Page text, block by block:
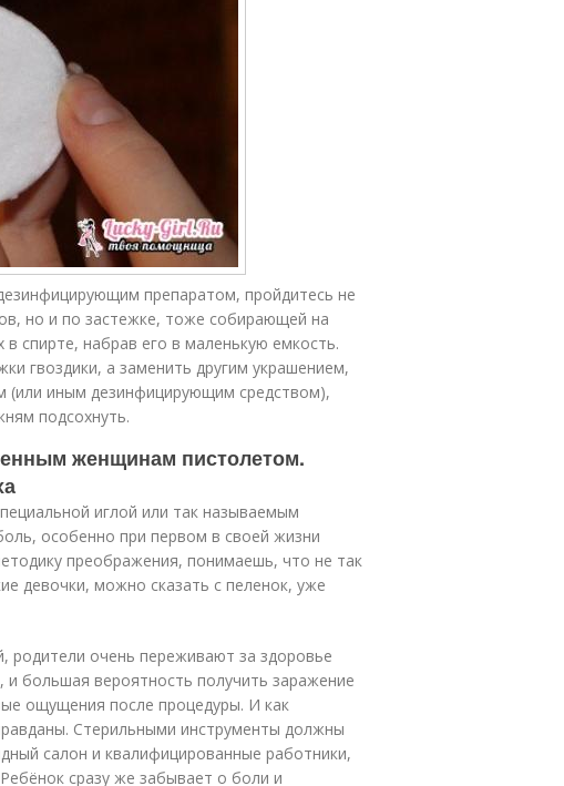
препаратом, пройдитесь не
но и по застежке, тоже собирающей на
спирте, набрав его в маленькую емкость.
гвоздики, а заменить другим украшением,
(или иным дезинфицирующим средством),
подсохнуть.
женщинам пистолетом.
иглой или так называемым
особенно при первом в своей жизни
преображения, понимаешь, что не так
девочки, можно сказать с пеленок, уже
родители очень переживают за здоровье
и большая вероятность получить заражение
ощущения после процедуры. И как
Стерильными инструменты должны
салон и квалифицированные работники,
сразу же забывает о боли и